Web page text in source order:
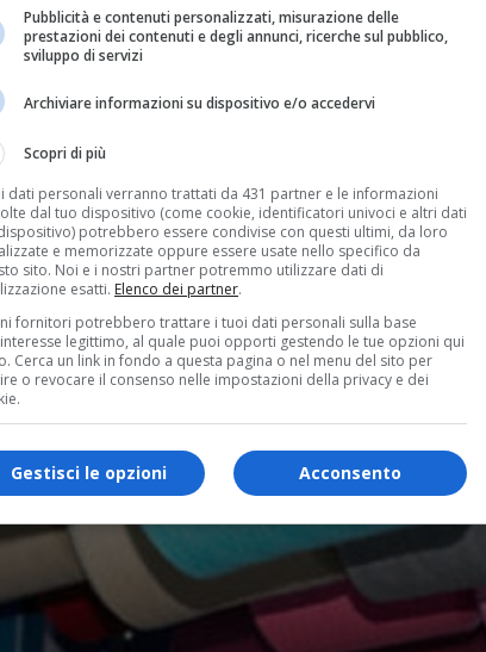
Pubblicità e contenuti personalizzati, misurazione delle
prestazioni dei contenuti e degli annunci, ricerche sul pubblico,
sviluppo di servizi
Archiviare informazioni su dispositivo e/o accedervi
Scopri di più
dati personali verranno trattati da 431 partner e le informazioni
dal tuo dispositivo (come cookie, identificatori univoci e altri dati
potrebbero essere condivise con questi ultimi, da loro
e memorizzate oppure essere usate nello specifico da
sito. Noi e i nostri partner potremmo utilizzare dati di
esatti. Elenco dei partner.
fornitori potrebbero trattare i tuoi dati personali sulla base
legittimo, al quale puoi opporti gestendo le tue opzioni qui
Cerca un link in fondo a questa pagina o nel menu del sito per
o revocare il consenso nelle impostazioni della privacy e dei
Acconsento
Gestisci le opzioni